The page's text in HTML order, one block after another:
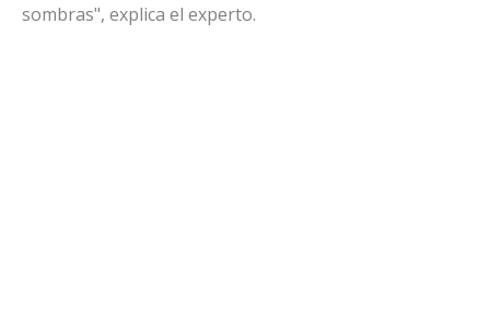
sombras", explica el experto.